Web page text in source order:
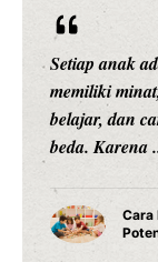
Setiap anak
memiliki
belajar, dan
beda. Karena
Cara